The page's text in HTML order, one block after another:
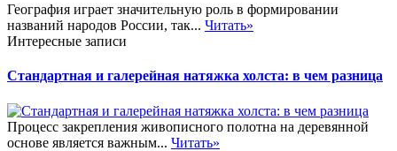
География играет значительную роль в формировании
названий народов России, так... Читать»
Интересные записи
Стандартная и галерейная натяжка холста: в чем разница
Процесс закрепления живописного полотна на деревянной
основе является важным... Читать»